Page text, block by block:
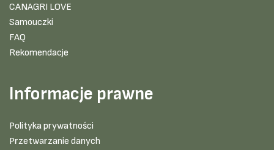
CANAGRI LOVE
Samouczki
FAQ
Rekomendacje
Informacje prawne
Polityka prywatności
Przetwarzanie danych